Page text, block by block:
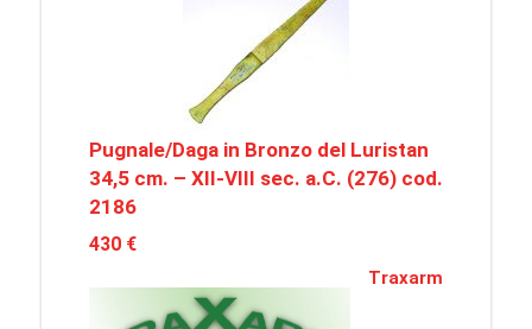
Pugnale/Daga in Bronzo del Luristan
34,5 cm. – XII-VIII sec. a.C. (276) cod.
2186
430 €
Traxarm